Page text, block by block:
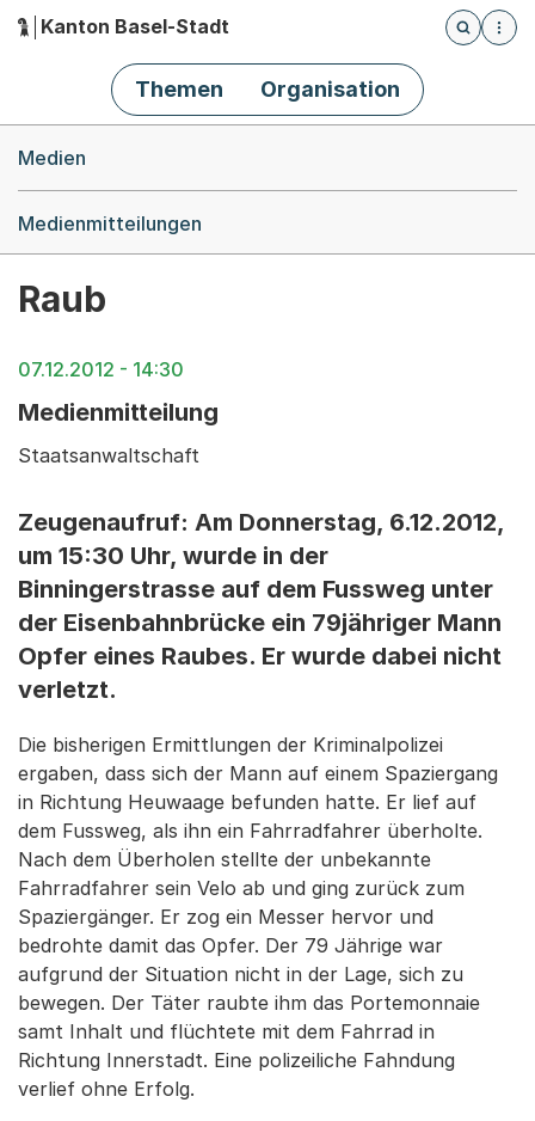
Hauptnavigation
Kanton Basel-Stadt
Öffnet
Themen Organisation
Medien
Medienmitteilungen
Raub
07.12.2012 - 14:30
Medienmitteilung
Staatsanwaltschaft
Zeugenaufruf: Am Donnerstag, 6.12.2012,
um 15:30 Uhr, wurde in der
Binningerstrasse auf dem Fussweg unter
der Eisenbahnbrücke ein 79jähriger Mann
Opfer eines Raubes. Er wurde dabei nicht
verletzt.
Die bisherigen Ermittlungen der Kriminalpolizei
ergaben, dass sich der Mann auf einem Spaziergang
in Richtung Heuwaage befunden hatte. Er lief auf
dem Fussweg, als ihn ein Fahrradfahrer überholte.
Nach dem Überholen stellte der unbekannte
Fahrradfahrer sein Velo ab und ging zurück zum
Spaziergänger. Er zog ein Messer hervor und
bedrohte damit das Opfer. Der 79 Jährige war
aufgrund der Situation nicht in der Lage, sich zu
bewegen. Der Täter raubte ihm das Portemonnaie
samt Inhalt und flüchtete mit dem Fahrrad in
Richtung Innerstadt. Eine polizeiliche Fahndung
verlief ohne Erfolg.